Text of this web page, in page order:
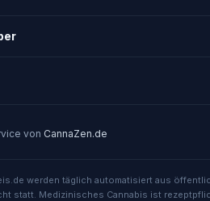
von CannaZen.de
werden täglich automatisiert aus
statt. Medizinisches Cannabis ist